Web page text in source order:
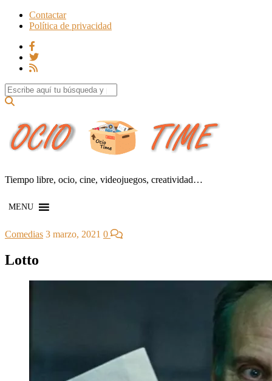
Contactar
Política de privacidad
Search for:
Tiempo libre, ocio, cine, videojuegos, creatividad…
MENU
Comedias 3 marzo, 2021 0
Lotto